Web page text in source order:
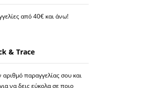
από 40€ και άνω!
& Trace
αριθμό παραγγελίας σου και
να δεις εύκολα σε ποιο